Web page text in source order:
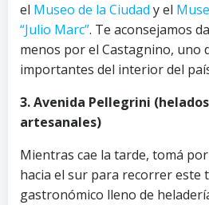
el Museo de la Ciudad y el
“Julio Marc”. Te aconsejamos
menos por el Castagnino, uno
importantes del interior del
3. Avenida Pellegrini
artesanales)
Mientras cae la tarde, tomá
hacia el sur para recorrer este
gastronómico lleno de